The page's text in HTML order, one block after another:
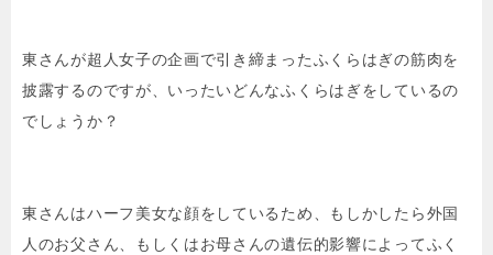
東さんが超人女子の企画で引き締まったふくらはぎの筋肉を
披露するのですが、いったいどんなふくらはぎをしているの
でしょうか？
東さんはハーフ美女な顔をしているため、もしかしたら外国
人のお父さん、もしくはお母さんの遺伝的影響によってふく